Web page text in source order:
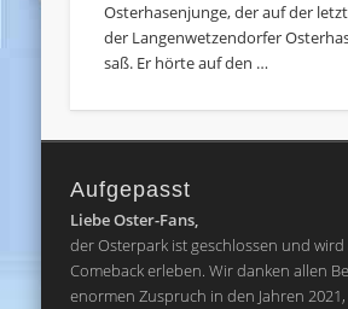
Osterhasenjunge, der auf der
der Langenwetzendorfer
saß. Er hörte auf den …
Aufgepasst
Liebe Oster-Fans,
der Osterpark ist geschlossen und wird
Comeback erleben. Wir danken allen
enormen Zuspruch in den Jahren